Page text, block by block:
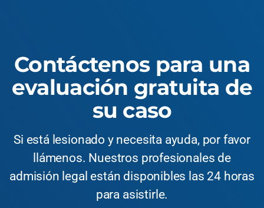
Contáctenos para una
evaluación gratuita de
su caso
Si está lesionado y necesita ayuda, por favor
llámenos. Nuestros profesionales de
admisión legal están disponibles las 24 horas
para asistirle.